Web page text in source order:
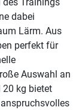
des Trainings
dabei
Lärm. Aus
perfekt für
Auswahl an
20 kg bietet